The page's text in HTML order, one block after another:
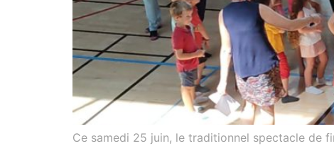
Ce samedi 25 juin, le traditionnel spectacle de